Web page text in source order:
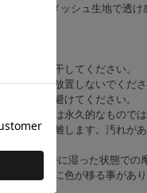
て布部分はメッシュ生地で透
えて日陰で干してください。
ま長時間放置しないでくださ
ラー乾燥は避けてください。
ング加工は永久的なもので
劣化、剥離します。汚れが
材は摩擦(特に湿った状態での
衣料や下着に色が移る事があ